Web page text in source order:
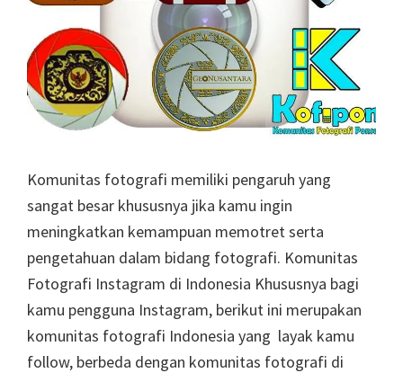
Komunitas fotografi memiliki pengaruh yang
sangat besar khususnya jika kamu ingin
meningkatkan kemampuan memotret serta
pengetahuan dalam bidang fotografi. Komunitas
Fotografi Instagram di Indonesia Khususnya bagi
kamu pengguna Instagram, berikut ini merupakan
komunitas fotografi Indonesia yang layak kamu
follow, berbeda dengan komunitas fotografi di